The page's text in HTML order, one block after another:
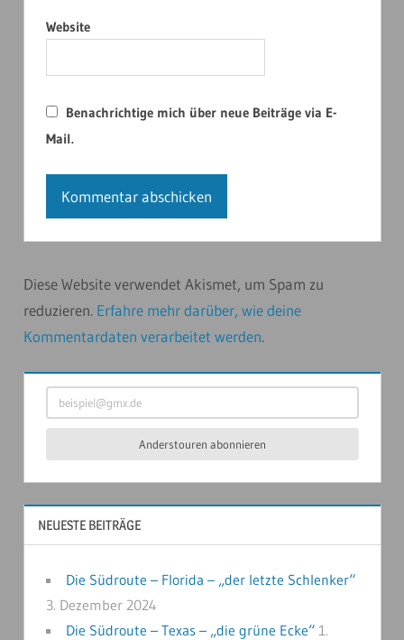
Website
Benachrichtige mich über neue Beiträge via E-
Mail.
Diese Website verwendet Akismet, um Spam zu
reduzieren. Erfahre mehr darüber, wie deine
Kommentardaten verarbeitet werden.
beispiel@gmx.de
Anderstouren abonnieren
NEUESTE BEITRÄGE
Die Südroute – Florida – „der letzte Schlenker“
3. Dezember 2024
Die Südroute – Texas – „die grüne Ecke“ 1.